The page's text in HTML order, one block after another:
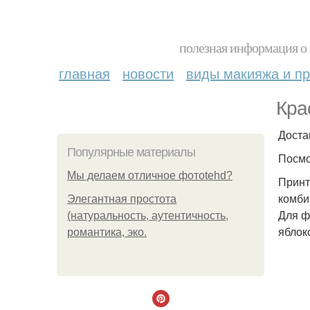
полезная информация
главная новости виды макияжа и
Популярные материалы
Мы делаем отличное фотоtehd?
Элегантная простота
(натуральность, аутентичность,
романтика, эко.
Для